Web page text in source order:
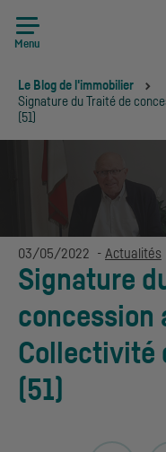
Menu
Vous êtes ici:
Le Blog de l'immobilier
Signature du Traité de
(51)
03/05/2022 - Actualités
Signature
concession
Collectivité
(51)